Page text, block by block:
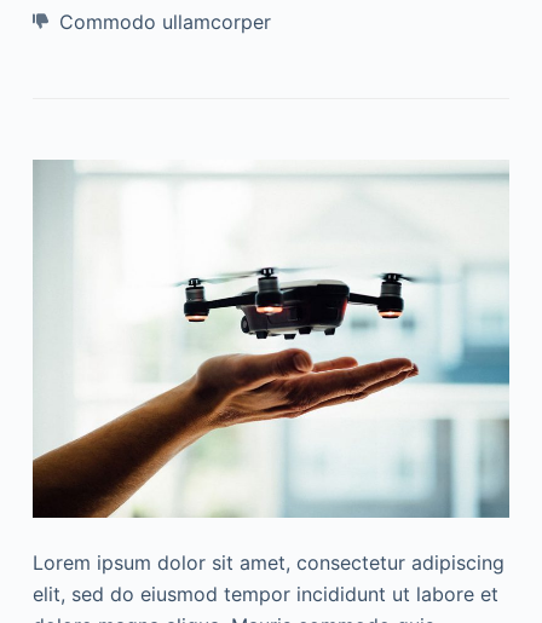
Commodo ullamcorper
Lorem ipsum dolor sit amet, consectetur adipiscing
elit, sed do eiusmod tempor incididunt ut labore et